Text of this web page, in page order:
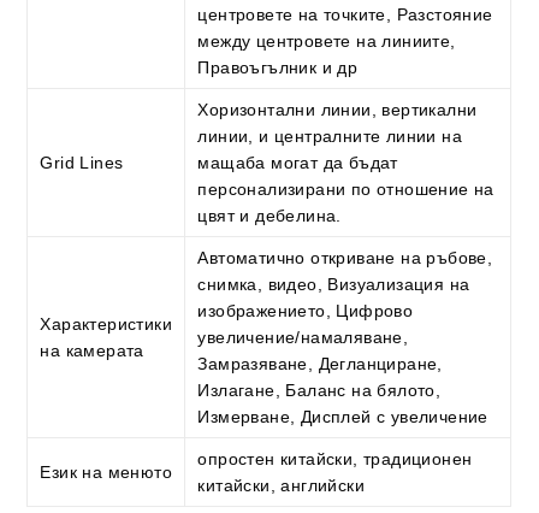
центровете на точките, Разстояние
между центровете на линиите,
Правоъгълник и др
Grid Lines
Хоризонтални линии, вертикални
линии, и централните линии на
мащаба могат да бъдат
персонализирани по отношение на
цвят и дебелина.
Характеристики
на камерата
Автоматично откриване на ръбове,
снимка, видео, Визуализация на
изображението, Цифрово
увеличение/намаляване,
Замразяване, Дегланциране,
Излагане, Баланс на бялото,
Измерване, Дисплей с увеличение
Език на менюто
опростен китайски, традиционен
китайски, английски